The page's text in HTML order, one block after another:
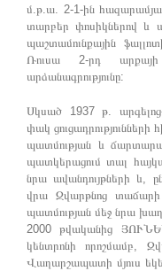
մ.թ.ա. 2-1-ին
տարբեր փոսիկներով և
պաշտամունքային
Ռուսա 2-րդ
արձանագրությունը:
Սկսած 1937 թ.
փակ
պատմության և
պատկերացում տալ
նրա ավանդույթների և,
վրա Զվարթնոց տաճարի
պատմության մեջ նրա
2000 թվականից
կենտրոնի որոշմամբ,
Վաղարշապատի մյուս